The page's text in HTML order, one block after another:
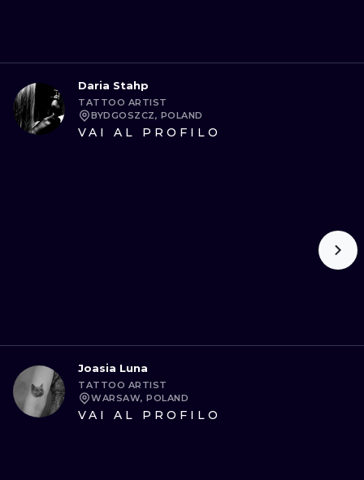
Daria Stahp
TATTOO ARTIST
BYDGOSZCZ, POLAND
VAI AL PROFILO
Joasia Luna
TATTOO ARTIST
WARSAW, POLAND
VAI AL PROFILO